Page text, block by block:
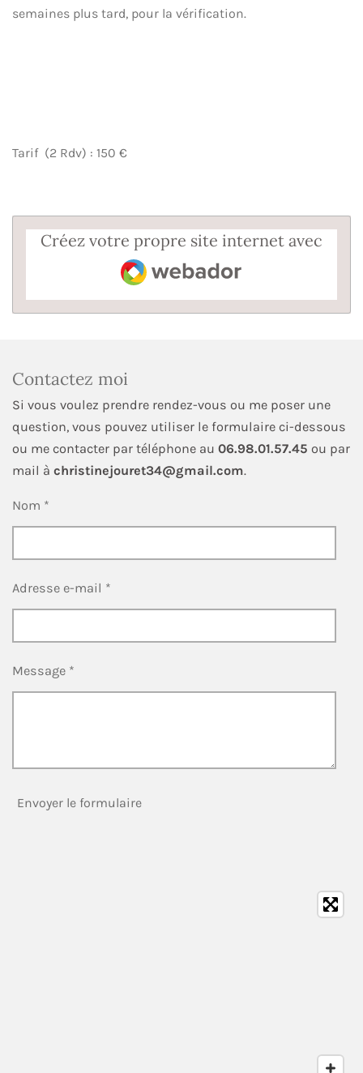
semaines plus tard, pour la vérification.
Tarif (2 Rdv) : 150 €
Créez votre propre site internet avec
Webador
Contactez moi
Si vous voulez prendre rendez-vous ou me poser une
question, vous pouvez utiliser le formulaire ci-dessous
ou me contacter par téléphone au 06.98.01.57.45 ou par
mail à christinejouret34@gmail.com.
Nom *
Adresse e-mail *
Message *
Envoyer le formulaire